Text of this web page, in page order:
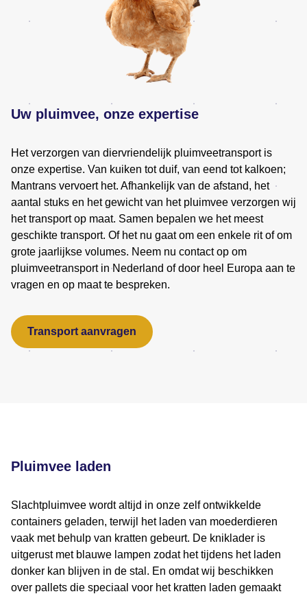
Uw pluimvee, onze expertise
Het verzorgen van diervriendelijk pluimveetransport is
onze expertise. Van kuiken tot duif, van eend tot kalkoen;
Mantrans vervoert het. Afhankelijk van de afstand, het
aantal stuks en het gewicht van het pluimvee verzorgen wij
het transport op maat. Samen bepalen we het meest
geschikte transport. Of het nu gaat om een enkele rit of om
grote jaarlijkse volumes. Neem nu contact op om
pluimveetransport in Nederland of door heel Europa aan te
vragen en op maat te bespreken.
Transport aanvragen
Pluimvee laden
Slachtpluimvee wordt altijd in onze zelf ontwikkelde
containers geladen, terwijl het laden van moederdieren
vaak met behulp van kratten gebeurt. De kniklader is
uitgerust met blauwe lampen zodat het tijdens het laden
donker kan blijven in de stal. En omdat wij beschikken
over pallets die speciaal voor het kratten laden gemaakt